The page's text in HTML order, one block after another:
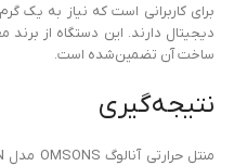
برای کاربرانی است که نیاز به یک
ساخت آن تضمین‌شده است.
نتیجه‌گیری